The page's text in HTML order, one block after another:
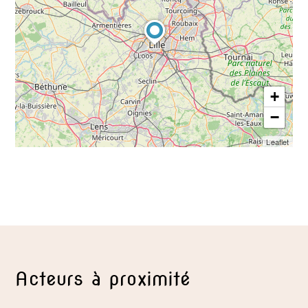
+
−
Leaflet
Acteurs à proximité